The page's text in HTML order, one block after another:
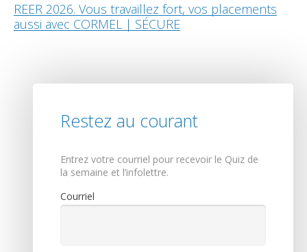
REER 2026. Vous travaillez fort, vos placements
aussi avec CORMEL | SÉCURE
Restez au courant
Entrez votre courriel pour recevoir le Quiz de
la semaine et l’infolettre.
Courriel